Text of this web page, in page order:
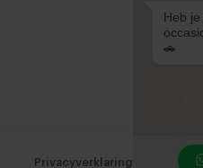
Privacyverklaring
Heb
🚗